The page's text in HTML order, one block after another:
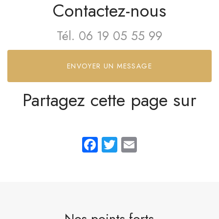
Contactez-nous
Tél. 06 19 05 55 99
ENVOYER UN MESSAGE
Partagez cette page sur
Facebook
Twitter